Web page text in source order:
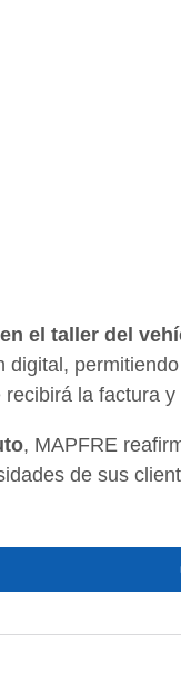
el taller del
digital,
la factura
, MAPFRE
de sus